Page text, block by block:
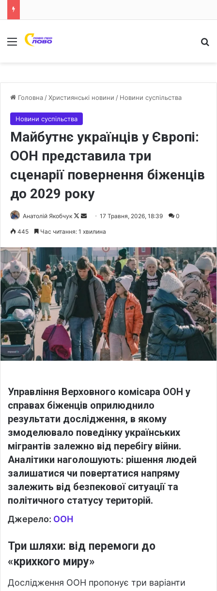
Меню
Головна /Християнські новини / Новини суспільства
Новини суспільства
Майбутнє українців у Європі:
ООН представила три
сценарії повернення біженців
до 2029 року
Анатолій Якобчук
F
o
w
d
a
n
e
m
i
17 Травня, 2026, 18:39 0
445 Час читання: 1 хвилина
Управління Верховного комісара ООН у
справах біженців оприлюднило
результати дослідження, в якому
змоделювало поведінку українських
мігрантів залежно від перебігу війни.
Аналітики наголошують: рішення людей
залишатися чи повертатися напряму
залежить від безпекової ситуації та
політичного статусу територій.
Джерело: ООН
Три шляхи: від перемоги до
«крихкого миру»
Дослідження ООН пропонує три варіанти